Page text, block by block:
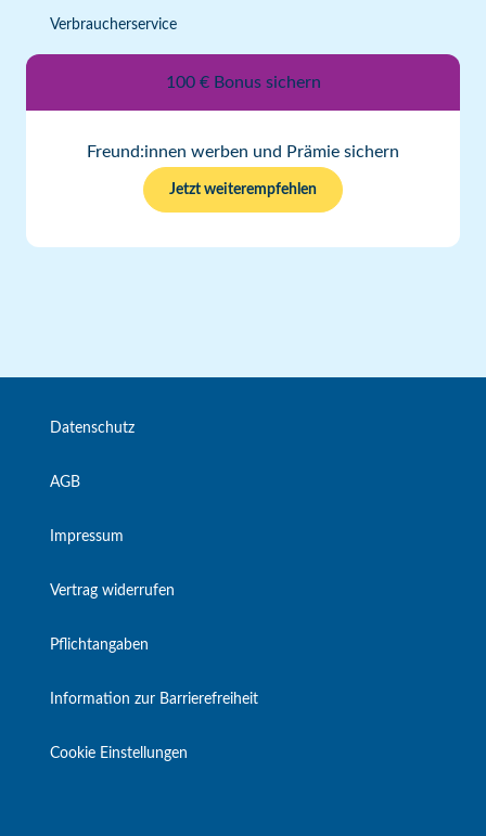
Verbraucherservice
100 € Bonus sichern
Freund:innen werben und Prämie sichern
Jetzt weiterempfehlen
Datenschutz
AGB
Impressum
Vertrag widerrufen
Pflichtangaben
Information zur Barrierefreiheit
Cookie Einstellungen